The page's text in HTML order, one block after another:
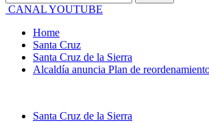
CANAL YOUTUBE
Home
Santa Cruz
Santa Cruz de la Sierra
Alcaldía anuncia Plan de
Santa Cruz de la Sierra